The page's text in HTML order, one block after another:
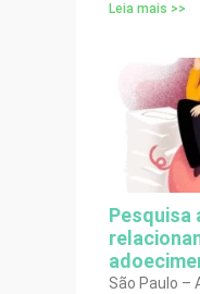
Leia mais >>
Pesquisa
São Paulo –